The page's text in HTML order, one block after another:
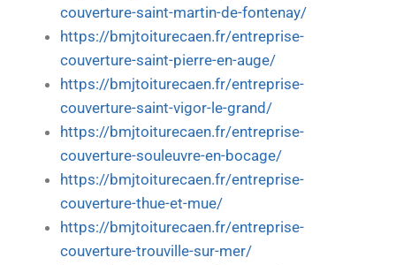
couverture-saint-martin-de-fontenay/
https://bmjtoiturecaen.fr/entreprise-
couverture-saint-pierre-en-auge/
https://bmjtoiturecaen.fr/entreprise-
couverture-saint-vigor-le-grand/
https://bmjtoiturecaen.fr/entreprise-
couverture-souleuvre-en-bocage/
https://bmjtoiturecaen.fr/entreprise-
couverture-thue-et-mue/
https://bmjtoiturecaen.fr/entreprise-
couverture-trouville-sur-mer/